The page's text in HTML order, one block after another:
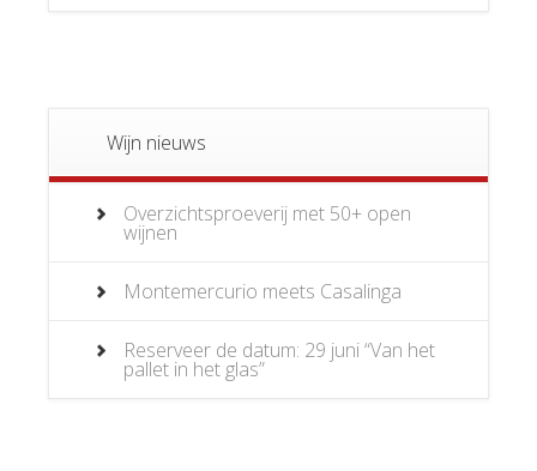
Wijn nieuws
Overzichtsproeverij met 50+ open
wijnen
Montemercurio meets Casalinga
Reserveer de datum: 29 juni “Van het
pallet in het glas”